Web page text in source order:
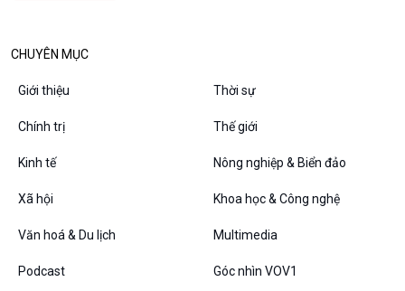
Podcast
Bình luận
Câu chuyện thời sự
Đối thoại
Diễn đàn chủ nhật
CHUYÊN MỤC
Giới thiệu Thời sự
Chính trị Thế giới
Kinh tế Nông nghiệp & Biển đảo
Xã hội Khoa học & Công nghệ
Văn hoá & Du lịch Multimedia
Podcast Góc nhìn VOV1